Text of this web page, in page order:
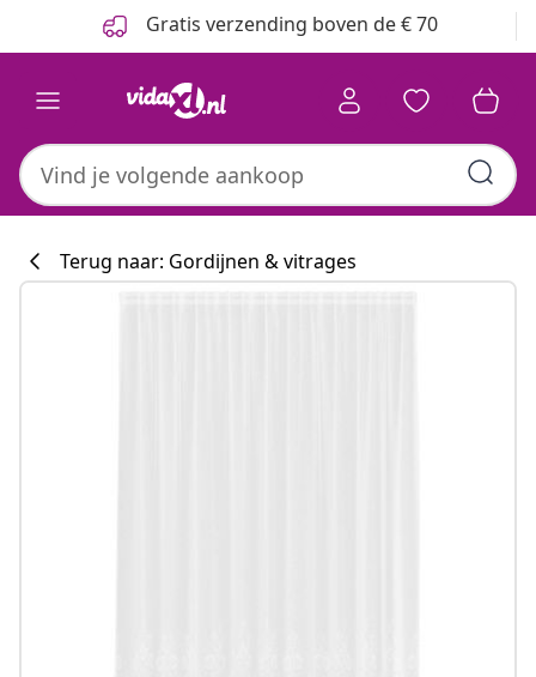
Gratis verzending boven de € 70
Terug naar: Gordijnen & vitrages